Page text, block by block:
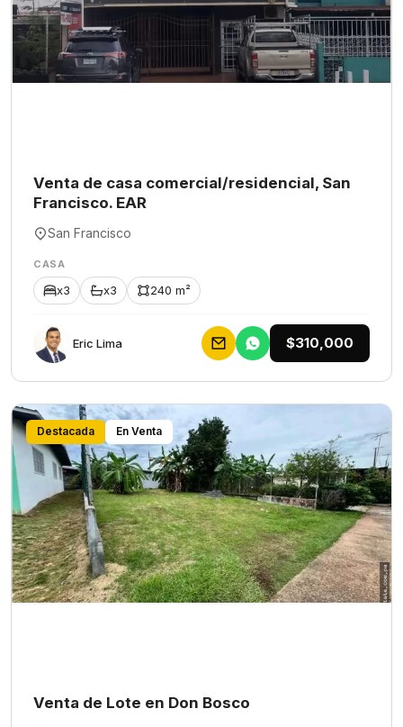
Venta de casa comercial/residencial, San
Francisco. EAR
San Francisco
CASA
x3 x3 240 m²
Eric Lima $310,000
Destacada En Venta
Venta de Lote en Don Bosco